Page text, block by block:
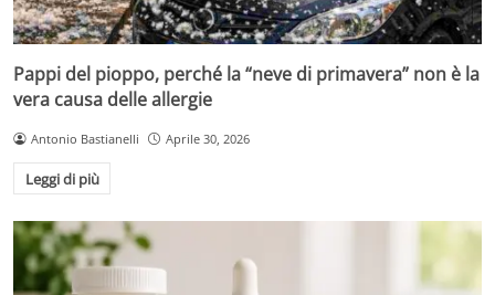
Pappi del pioppo, perché la “neve di primavera” non è la
vera causa delle allergie
Antonio Bastianelli Aprile 30, 2026
Leggi di più